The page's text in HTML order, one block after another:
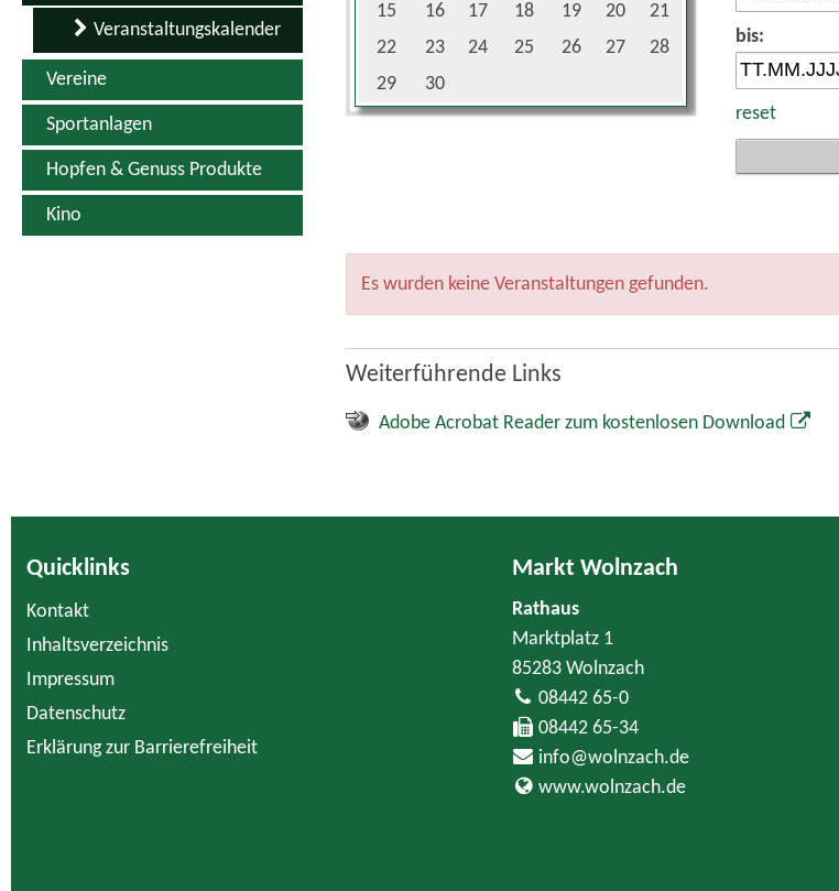
Veranstaltungskalender
Vereine
Sportanlagen
Hopfen & Genuss Produkte
Kino
15
16 17 18 19 20
21
22
23 24 25 26 27
28
29
30
bis:
reset
Es wurden keine Veranstaltungen gefunden.
Weiterführende Links
Adobe Acrobat Reader zum kostenlosen Download
Quicklinks
Kontakt
Inhaltsverzeichnis
Impressum
Datenschutz
Erklärung zur Barrierefreiheit
Markt Wolnzach
Rathaus
Marktplatz 1
85283 Wolnzach
08442 65-0
08442 65-34
info@wolnzach.de
www.wolnzach.de